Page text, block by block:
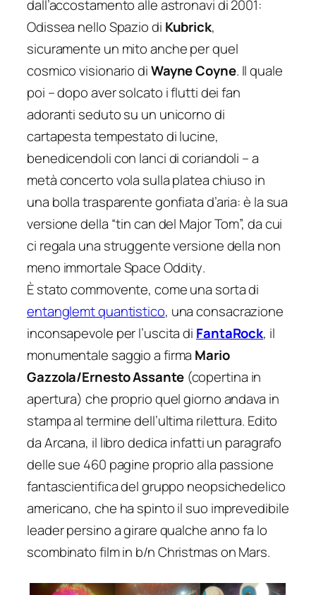
dall’accostamento alle astronavi di2001:
Odissea nello Spaziodi Kubrick,
sicuramente un mito anche per quel
cosmico visionario diWayne Coyne. Il quale
poi – dopo aver solcato i flutti dei fan
adoranti seduto su un unicorno di
cartapesta tempestato di lucine,
benedicendoli con lanci di coriandoli – a
metà concerto vola sulla platea chiuso in
una bolla trasparente gonfiata d’aria: è la sua
versione della “tin can del Major Tom”, da cui
ci regala una struggente versione della non
meno immortaleSpace Oddity.
È stato commovente, come una sorta di
entanglemt quantistico, una consacrazione
inconsapevole per l’uscita di FantaRock, il
monumentale saggio a firma Mario
Gazzola/Ernesto Assante(copertina in
apertura) che proprio quel giorno andava in
stampa al termine dell’ultima rilettura. Edito
da Arcana, il libro dedica infatti un paragrafo
delle sue 460 pagine proprio alla passione
fantascientifica del gruppo neopsichedelico
americano, che ha spinto il suo imprevedibile
leader persino a girare qualche anno fa lo
scombinato film in b/nChristmas on Mars.